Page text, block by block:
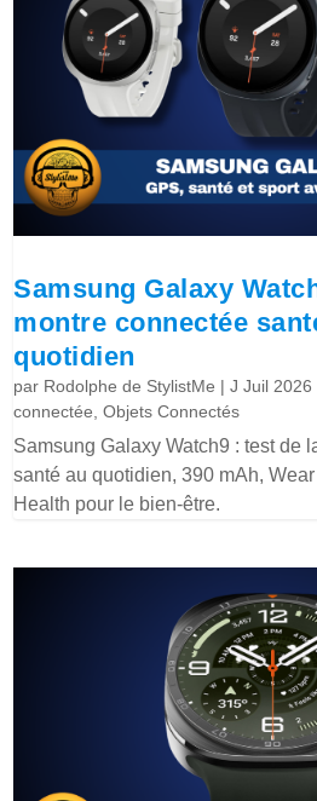
Samsung Galaxy
montre connectée
quotidien
par Rodolphe de StylistMe |J Juil 2026
connectée ,Objets Connectés
Samsung Galaxy Watch9 : test de
santé au quotidien, 390 mAh,
Health pour le bien-être.